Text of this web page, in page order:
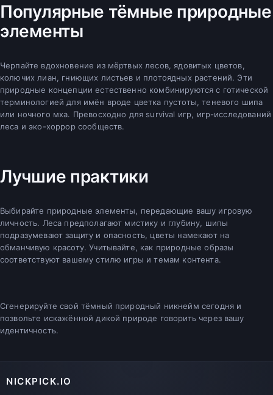
Популярные тёмные природные
элементы
Черпайте вдохновение из мёртвых лесов, ядовитых цветов,
колючих лиан, гниющих листьев и плотоядных растений. Эти
природные концепции естественно комбинируются с готической
терминологией для имён вроде цветка пустоты, теневого шипа
или ночного мха. Превосходно для survival игр, игр-исследований
леса и эко-хоррор сообществ.
Лучшие практики
Выбирайте природные элементы, передающие вашу игровую
личность. Леса предполагают мистику и глубину, шипы
подразумевают защиту и опасность, цветы намекают на
обманчивую красоту. Учитывайте, как природные образы
соответствуют вашему стилю игры и темам контента.
Сгенерируйте свой тёмный природный никнейм сегодня и
позвольте искажённой дикой природе говорить через вашу
идентичность.
NICKPICK.IO